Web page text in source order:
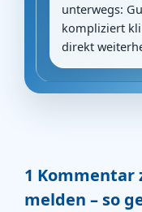
unterwegs:
kompliziert
direkt
1 Kommentar
melden – so